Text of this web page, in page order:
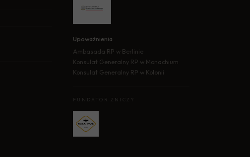
Upoważnienia
Ambasada RP w Berlinie
Konsulat Generalny RP w Monachium
Konsulat Generalny RP w Kolonii
FUNDATOR ZNICZY